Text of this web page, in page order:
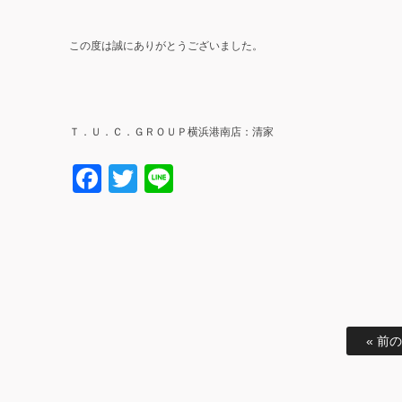
この度は誠にありがとうございました。
Ｔ．Ｕ．Ｃ．ＧＲＯＵＰ横浜港南店：清家
Facebook
Twitter
« 前